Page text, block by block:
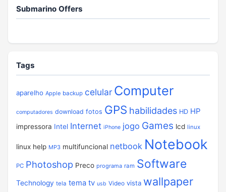
Submarino Offers
Tags
aparelho Apple backup celular Computer
computadores download fotos GPS habilidades HD HP
impressora Intel Internet iPhone jogo Games lcd linux
linux help MP3 multifuncional netbook Notebook
PC Photoshop Preco programa ram Software
Technology tela tema tv usb Video vista wallpaper